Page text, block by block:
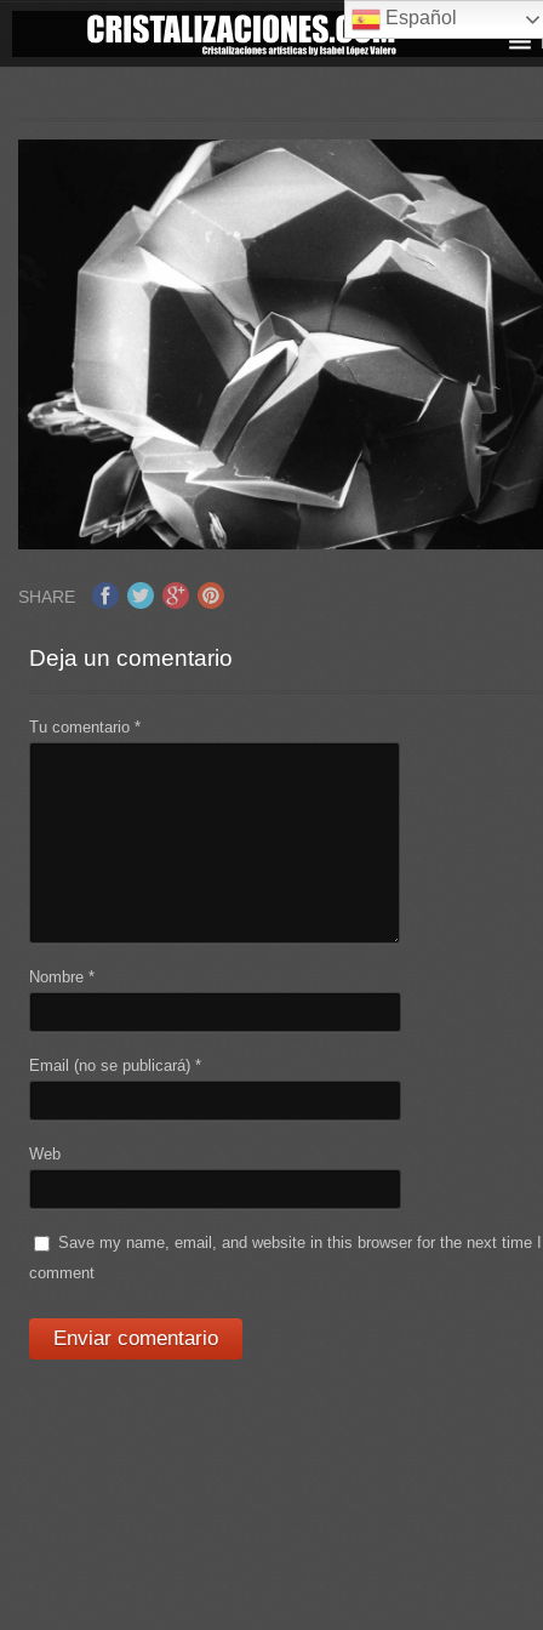
SHARE
Deja un comentario
Tu comentario*
Nombre*
Email (no se publicará)*
Web
Save my name, email, and website in this browser for the next time I
comment
Español